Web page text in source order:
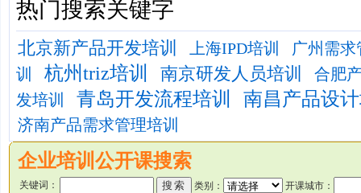
热门搜索关键字
北京新产品开发培训 上海IPD培训
广州需
训
杭州triz培训 南京研发人员培训
合肥
发培训
青岛开发流程培训 南昌产品设
济南产品需求管理培训
企业培训公开课搜索
关键词： 类别： 开课城市：